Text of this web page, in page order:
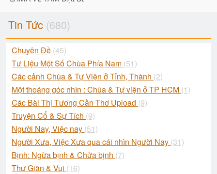
Tin Tức (680)
Chuyên Đề (45)
Tư Liệu Một Số Chùa Phía Nam (51)
Các cảnh Chùa & Tự Viện ở Tỉnh, Thành (2)
Một thoáng góc nhìn : Chùa & Tự viện ở TP HCM (1)
Các Bài Thị Tương Cần Thơ Upload (9)
Truyện Cổ & Sự Tích (9)
Người Nay, Việc nay (51)
Người Xưa, Việc Xưa qua cái nhìn Người Nay (31)
Bịnh: Ngừa bịnh & Chửa bịnh (7)
Thư Giãn & Vui (16)